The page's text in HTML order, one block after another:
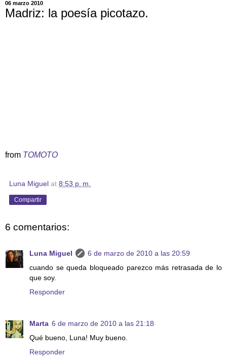
06 marzo 2010
Madriz: la poesía picotazo.
from TOMOTO
Luna Miguel at 8:53 p. m.
Compartir
6 comentarios:
Luna Miguel
6 de marzo de 2010 a las 20:59
cuando se queda bloqueado parezco más retrasada de lo
que soy.
Responder
Marta 6 de marzo de 2010 a las 21:18
Qué bueno, Luna! Muy bueno.
Responder